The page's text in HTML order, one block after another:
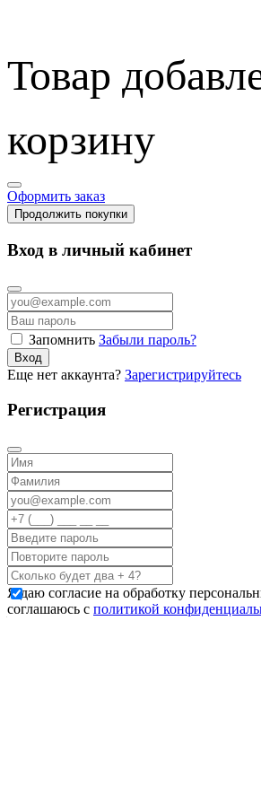
Товар
корзину
Оформить заказ
Продолжить покупки
Вход в личный кабинет
Запомнить Забыли пароль?
Вход
Еще нет аккаунта? Зарегистрируйтесь
Регистрация
Я даю согласие на обработку
соглашаюсь с политикой